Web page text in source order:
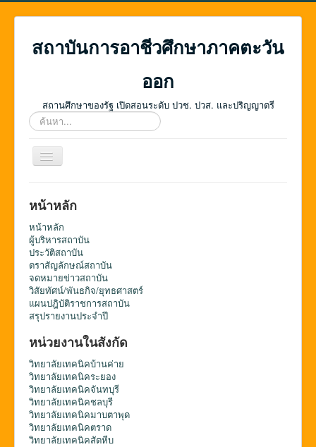
สถาบันการอาชีวศึกษาภาคตะวัน
ออก
สถานศึกษาของรัฐ เปิดสอนระดับ ปวช. ปวส. และปริญญาตรี
ค้นหา...
สลับ
เน
ชั่น
หน้าหลัก
หน้าหลัก
ผู้บริหารสถาบัน
ประวัติสถาบัน
ตราสัญลักษณ์สถาบัน
จดหมายข่าวสถาบัน
วิสัยทัศน์/พันธกิจ/ยุทธศาสตร์
แผนปฎิบัติราชการสถาบัน
สรุปรายงานประจำปี
หน่วยงานในสังกัด
วิทยาลัยเทคนิคบ้านค่าย
วิทยาลัยเทคนิคระยอง
วิทยาลัยเทคนิคจันทบุรี
วิทยาลัยเทคนิคชลบุรี
วิทยาลัยเทคนิคมาบตาพุด
วิทยาลัยเทคนิคตราด
วิทยาลัยเทคนิคสัตหีบ